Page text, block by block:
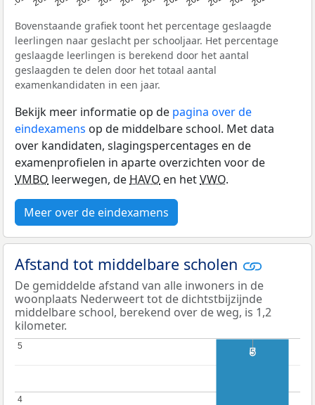
Bovenstaande grafiek toont het percentage geslaagde
leerlingen naar geslacht per schooljaar. Het percentage
geslaagde leerlingen is berekend door het aantal
geslaagden te delen door het totaal aantal
examenkandidaten in een jaar.
Bekijk meer informatie op de pagina over de
eindexamens op de middelbare school. Met data
over kandidaten, slagingspercentages en de
examenprofielen in aparte overzichten voor de
VMBO leerwegen, de HAVO en hetVWO.
Meer over de eindexamens
Afstand tot middelbare scholen
De gemiddelde afstand van alle inwoners in de
woonplaats Nederweert tot de dichtstbijzijnde
middelbare school, berekend over de weg, is 1,2
kilometer.
4
4
5
5
5
5